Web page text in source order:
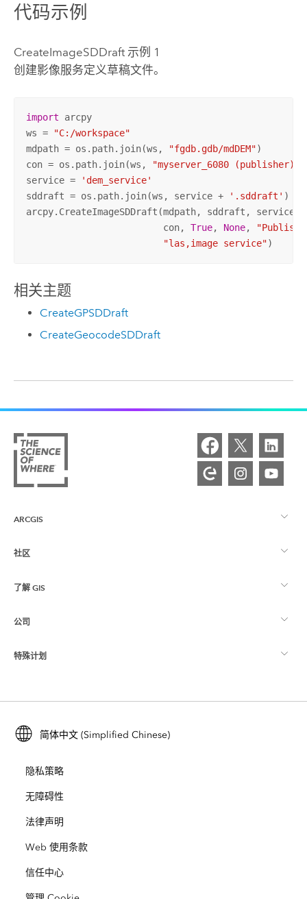
代码示例
CreateImageSDDraft 示例 1
创建影像服务定义草稿文件。
import arcpy
ws =
"C:/workspace"
mdpath = os.path.join(ws,
"fgdb.gdb/mdDEM")
con = os.path.join(ws,
"myserver_6080
service =
'dem_service'
sddraft = os.path.join(ws, service +
'.sddraft' )
arcpy.CreateImageSDDraft(mdpath, sddraft, service,
                         con,
True, None,
"Publish
"las,image service")
相关主题
CreateGPSDDraft
CreateGeocodeSDDraft
ARCGIS
ArcGIS 概览
制图
Esri Store
社区
Esri 社区
ArcGIS 博客
用户研究和测试
Esri 年轻专家关系网
了解 GIS
什么是 GIS？
位置智能
培训
ArcUser
ArcNews
ArcWatch
Esri Press
Esri 视频
公司
关于 Esri
招贤纳士
开放视野
业务行为准则
特殊计划
ArcGIS for Student Use
保护
教育
简体中文 (Simplified Chinese)
隐私策略
无障碍性
法律声明
Web 使用条款
信任中心